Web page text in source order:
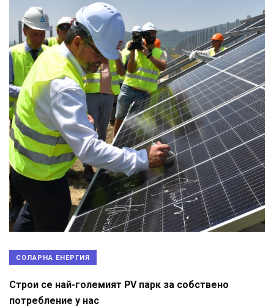
СОЛАРНА ЕНЕРГИЯ
Строи се най-големият PV парк за собствено
потребление у нас